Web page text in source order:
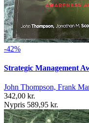
-42%
Strategic Management
John Thompson, Frank
342,00 kr.
Nypris 589,95 kr.